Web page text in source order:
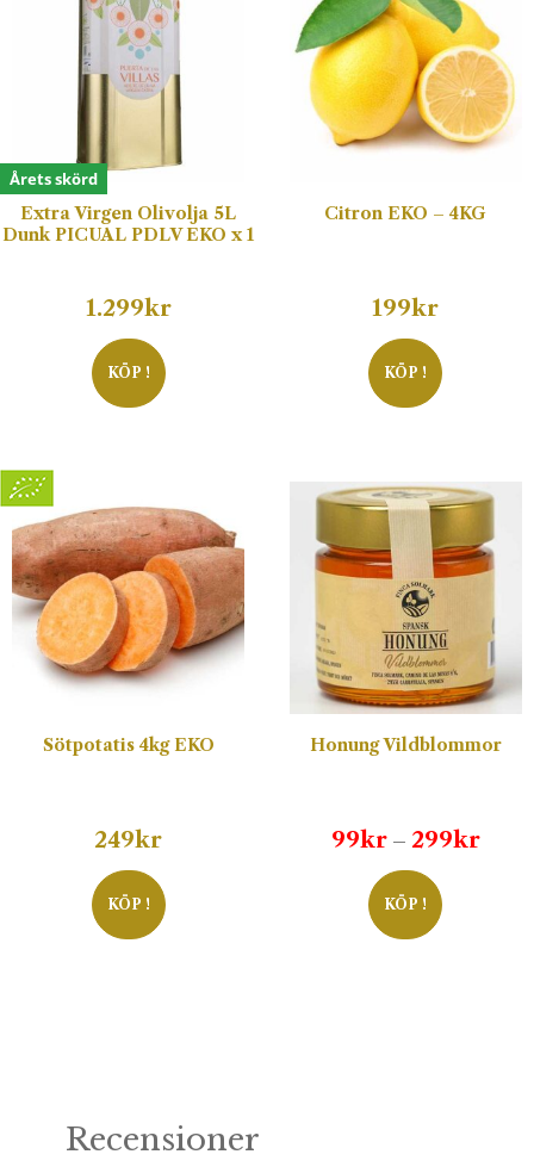
Årets skörd
Extra Virgen Olivolja 5L
Dunk PICUAL PDLV EKO x 1
1.299kr
KÖP !
Citron EKO – 4KG
199kr
KÖP !
Sötpotatis 4kg EKO
249kr
KÖP !
Honung Vildblommor
99kr – 299kr
KÖP !
Recensioner